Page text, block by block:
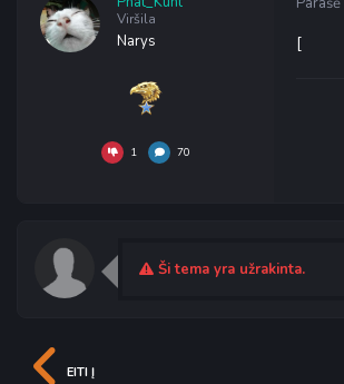
Viršila
Narys
1 70
[
Ši tema yra užrakinta.
EITI Į